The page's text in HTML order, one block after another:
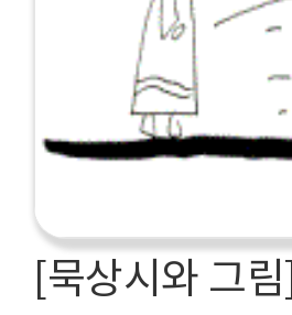
[묵상시와 그